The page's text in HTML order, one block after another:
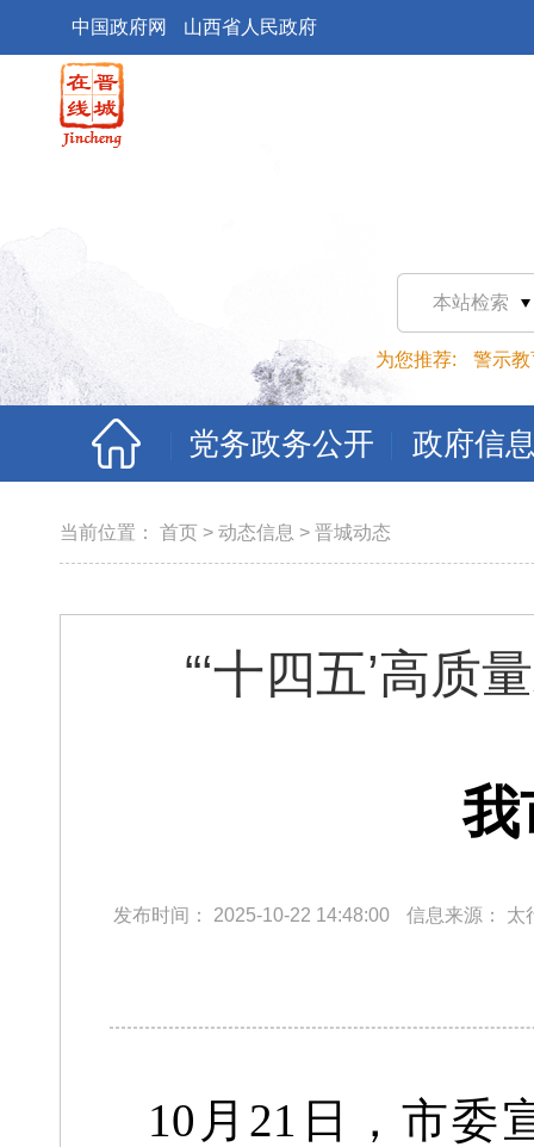
中国政府网 山西省人民政府
本站检索
为您推荐: 警示教
党务政务公开 政府信
当前位置： 首页 > 动态信息 > 晋城动态
“‘十四五’高质
我
发布时间： 2025-10-22 14:48:00 信息来源： 太
10月21日，市委